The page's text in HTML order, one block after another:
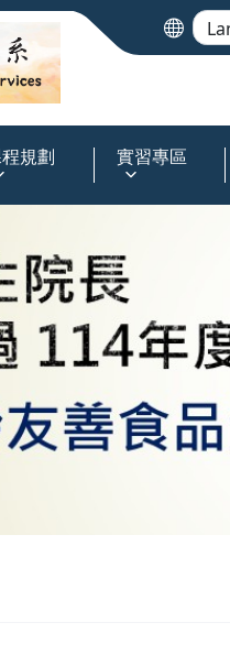
規劃 實習專區